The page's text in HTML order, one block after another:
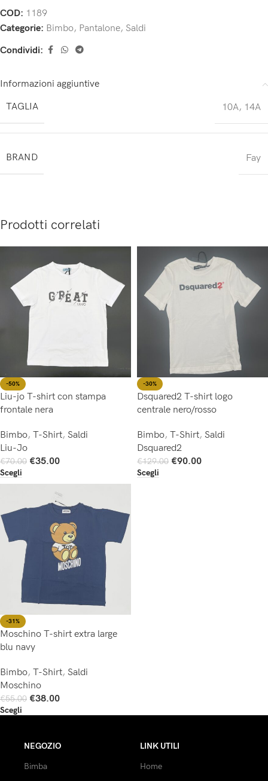
COD: 1189
Categorie: Bimbo, Pantalone, Saldi
Condividi:
Informazioni aggiuntive
TAGLIA
10A, 14A
BRAND Fay
Prodotti correlati
-50%
Liu-jo T-shirt con stampa
frontale nera
Bimbo, T-Shirt, Saldi
Liu-Jo
€70.00 €35.00
Scegli
-30%
Dsquared2 T-shirt logo
centrale nero/rosso
Bimbo, T-Shirt, Saldi
Dsquared2
€129.00 €90.00
Scegli
-31%
Moschino T-shirt extra large
blu navy
Bimbo, T-Shirt, Saldi
Moschino
€55.00 €38.00
Scegli
NEGOZIO
Bimba
LINK UTILI
Home